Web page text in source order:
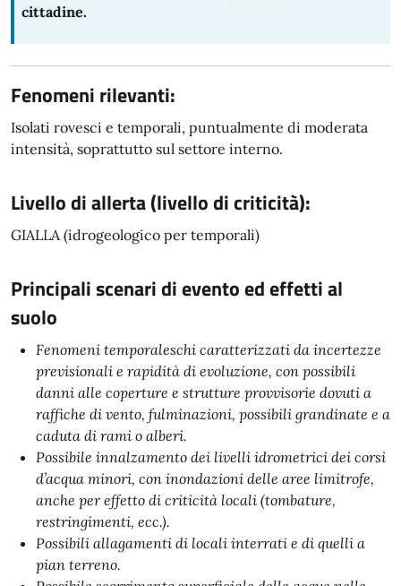
cittadine.
Fenomeni rilevanti:
Isolati rovesci e temporali, puntualmente di moderata
intensità, soprattutto sul settore interno.
Livello di allerta (livello di criticità):
GIALLA (idrogeologico per temporali)
Principali scenari di evento ed effetti al
suolo
Fenomeni temporaleschi caratterizzati da incertezze
previsionali e rapidità di evoluzione, con possibili
danni alle coperture e strutture provvisorie dovuti a
raffiche di vento, fulminazioni, possibili grandinate e a
caduta di rami o alberi.
Possibile innalzamento dei livelli idrometrici dei corsi
d’acqua minori, con inondazioni delle aree limitrofe,
anche per effetto di criticità locali (tombature,
restringimenti, ecc.).
Possibili allagamenti di locali interrati e di quelli a
pian terreno.